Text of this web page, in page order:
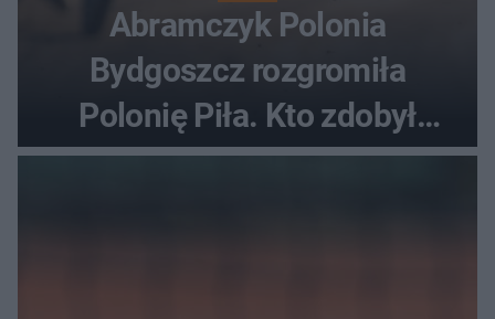
Abramczyk Polonia
Bydgoszcz rozgromiła
Polonię Piła. Kto zdobył
najwięcej punktów?